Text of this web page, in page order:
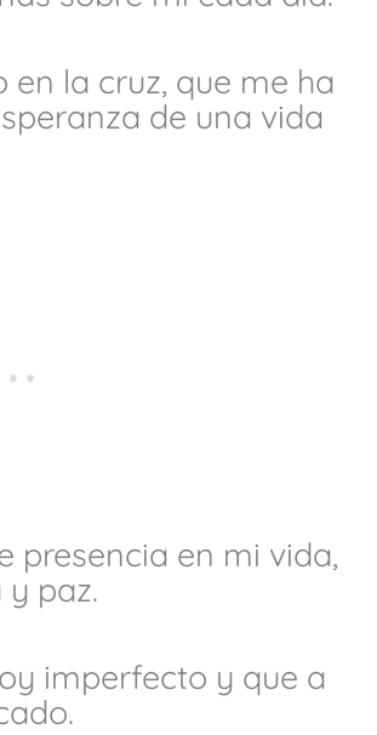
en la cruz, que me ha
de una vida
presencia en mi vida,
paz.
imperfecto y que a